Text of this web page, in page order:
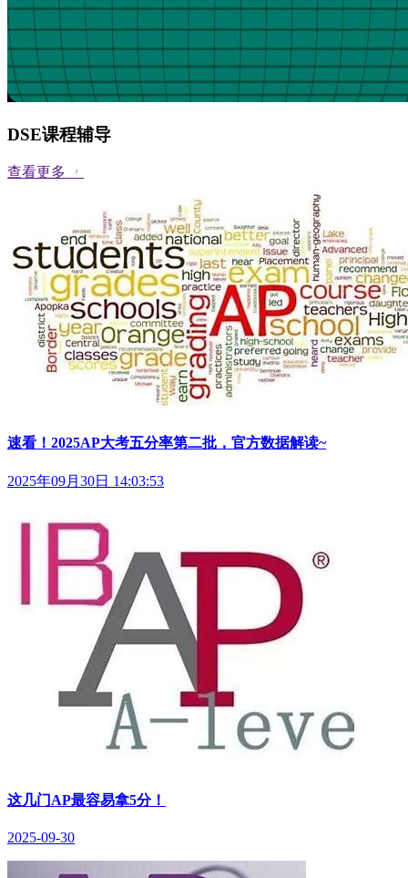
DSE课程辅导
查看更多
速看！2025AP大考五分率第二批，官方数据解读~
2025年09月30日 14:03:53
这几门AP最容易拿5分！
2025-09-30